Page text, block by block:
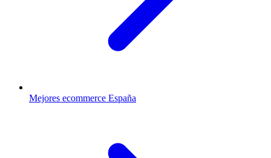
Mejores ecommerce España